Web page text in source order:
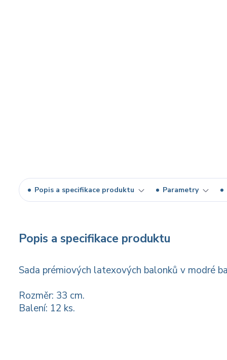
Popis a specifikace produktu Parametry
Popis a specifikace produktu
Sada prémiových latexových balonků v modré
Rozměr: 33 cm.
Balení: 12 ks.